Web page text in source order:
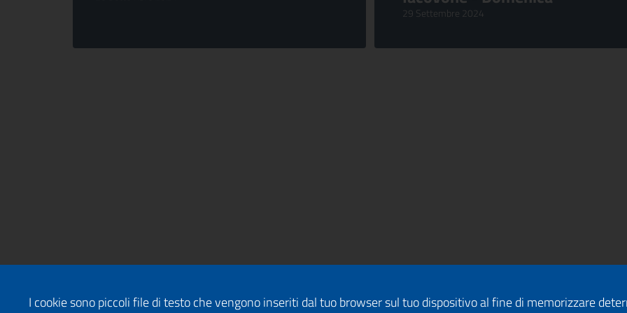
29 Settembre 2024
I cookie sono piccoli file di testo che vengono inseriti dal tuo browser sul tuo dispositivo al fine di memorizzare